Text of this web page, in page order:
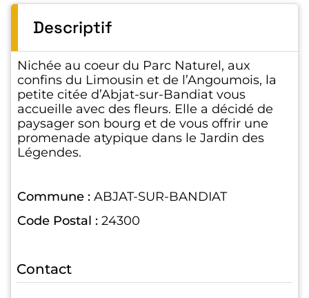
Descriptif
Nichée au coeur du Parc Naturel, aux
confins du Limousin et de l’Angoumois, la
petite citée d’Abjat-sur-Bandiat vous
accueille avec des fleurs. Elle a décidé de
paysager son bourg et de vous offrir une
promenade atypique dans le Jardin des
Légendes.
Commune : ABJAT-SUR-BANDIAT
Code Postal : 24300
Contact